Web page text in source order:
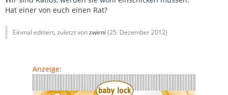
Hat einer von euch einen Rat?
Einmal editiert, zuletzt vonzwirni (25. Dezember 2012)
Anzeige: